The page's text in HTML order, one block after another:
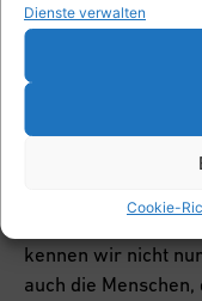
Dienste verwalten
Cookie-
unkomplizierten
vertreiben Xbrick®
können den
Vermarktung nach
Produziert wird
und Versand
kennen wir nicht
auch die